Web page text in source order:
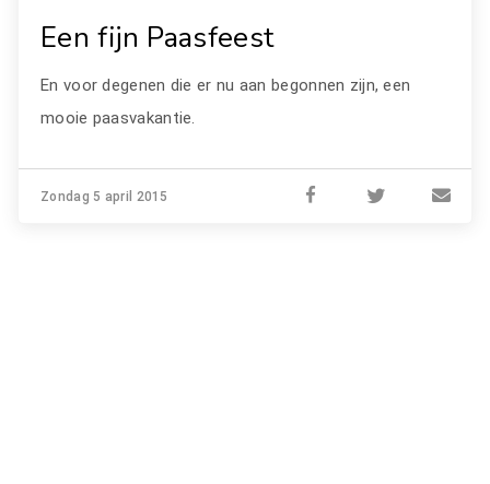
Een fijn Paasfeest
En voor degenen die er nu aan begonnen zijn, een
mooie paasvakantie.
Zondag 5 april 2015